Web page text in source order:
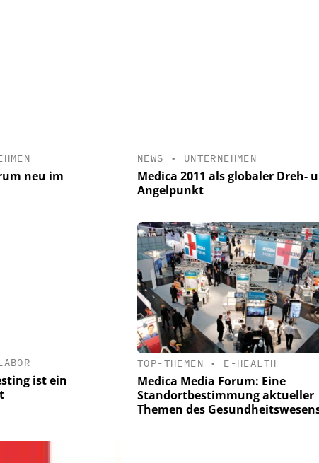
neu im
NEWS • UNTERNEHMEN
Medica 2011 als globaler Dreh-
Angelpunkt
ist ein
TOP-THEMEN • E-HEALTH
Medica Media Forum: Eine
Standortbestimmung aktueller
Themen des